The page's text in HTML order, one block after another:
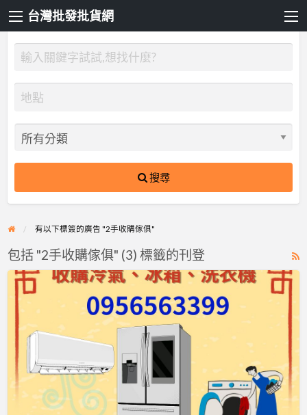
台灣批發批貨網
搜尋
有以下標簽的廣告 "2手收購傢俱"
2
包括 "2手收購傢俱" (3) 標籤的刊登
台
北
二
手
傢
俱
收